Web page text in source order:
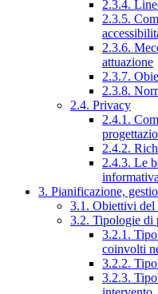
2.3.4.
2.3.5.
2.3.6.
attuazione
2.3.7.
2.3.8.
2.4. Privacy
2.4.1.
2.4.2.
2.4.3. Le
3. Pianificazione,
3.1. Obiettivi del
3.2. Tipologie di
3.2.1.
coinvolti
3.2.2.
3.2.3.